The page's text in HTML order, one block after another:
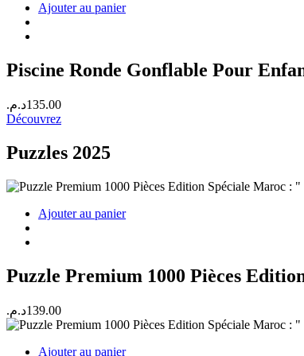
était :
est :
Ajouter au panier
Piscine Ronde Gonflable Pour
135.00د.م.
Découvrez
Puzzles 2025
Ajouter au panier
Puzzle Premium 1000 Pièces
139.00د.م.
Ajouter au panier